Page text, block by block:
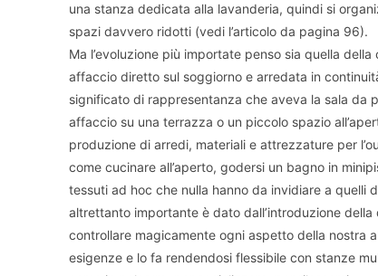
una stanza dedicata alla lavanderia, quindi si
spazi davvero ridotti (vedi l’articolo da pagina 96).
Ma l’evoluzione più importate penso sia quella
affaccio diretto sul soggiorno e arredata in
significato di rappresentanza che aveva la sala da
affaccio su una terrazza o un piccolo spazio
produzione di arredi, materiali e attrezzature per
come cucinare all’aperto, godersi un bagno in
tessuti ad hoc che nulla hanno da invidiare a quelli
altrettanto importante è dato dall’introduzione
controllare magicamente ogni aspetto della nostra
esigenze e lo fa rendendosi flessibile con stanze